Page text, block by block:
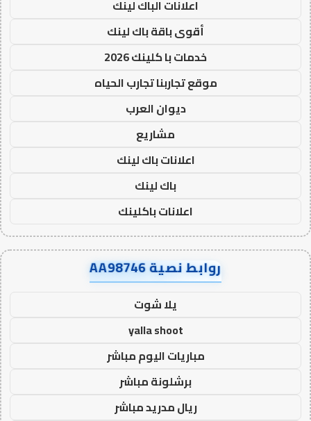
اعلانات الباك لينك
أقوى باقة باك لينك
خدمات با كلينك 2026
موقع تجاربنا تجارب الحياه
ديوان العرب
مشاريع
اعلانات باك لينك
باك لينك
اعلانات باكلينك
روابط نصية AA98746
يلا شوت
yalla shoot
مباريات اليوم مباشر
برشلونة مباشر
ريال مدريد مباشر